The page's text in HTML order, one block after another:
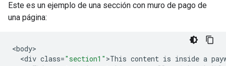
Este es un ejemplo de una sección con muro de pago de
una página:
<body
<div class="section1" >This content is inside a